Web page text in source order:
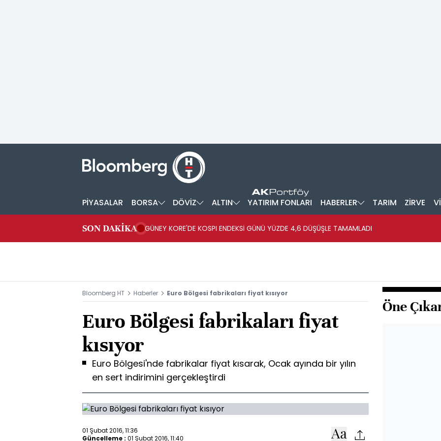
PİYASALAR BORSA DÖVİZ ALTIN YATIRIM FONLARI HABERLER TARIM ZİRVE
SON DAKİKA GÜNEY KORE'DE KOSPI ENDEKSİ GÜNÜ YÜZDE 4,6 DÜŞÜŞLE TAMAMLADI
Bloomberg HT Haberler Euro Bölgesi fabrikaları fiyat kısıyor
Euro Bölgesi fabrikaları fiyat
kısıyor
Euro Bölgesi'nde fabrikalar fiyat kısarak, Ocak ayında bir yılın
en sert indirimini gerçekleştirdi
01 Şubat 2016, 11:36
Güncelleme : 01 Şubat 2016, 11:40
Öne